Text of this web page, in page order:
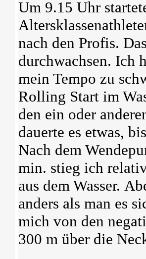
Um 9.15 Uhr
nach den Profis.
durchwachsen. Ich
mein Tempo zu
Rolling Start im
den ein oder
dauerte es etwas,
Nach dem
min. stieg ich
aus dem Wasser.
anders als man es
mich von den
300 m über die